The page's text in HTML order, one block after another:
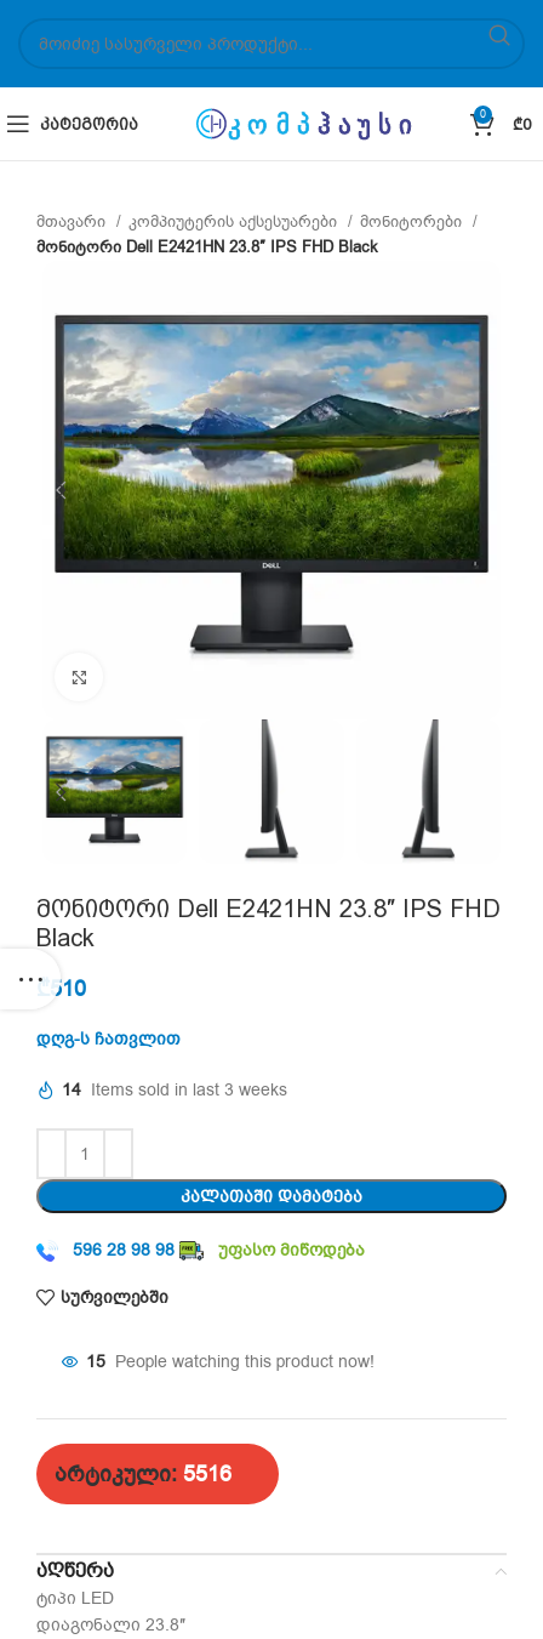
ᲙᲐᲢᲔᲒᲝᲠᲘᲐ
0
₾0
მთავარი კომპიუტერის აქსესუარები
მონიტორები
მონიტორი Dell E2421HN 23.8″ IPS FHD Black
მონიტორი Dell E2421HN 23.8″ IPS FHD
Black
₾510
დღგ-ს ჩათვლით
14 Items sold in last 3 weeks
ᲙᲐᲚᲐᲗᲐᲨᲘ ᲓᲐᲛᲐᲢᲔᲑᲐ
596 28 98 98 უფასო მიწოდება
სურვილებში
15 People watching this product now!
არტიკული: 5516
ᲐᲦᲬᲔᲠᲐ
ტიპი LED
დიაგონალი 23.8″